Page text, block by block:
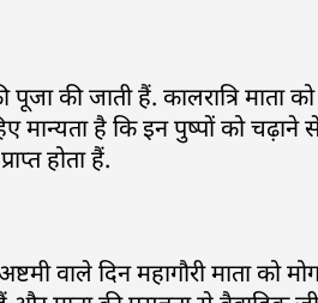
की जाती हैं. कालरात्रि माता
मान्यता है कि इन पुष्पों को चढ़ाने
होता हैं.
वाले दिन महागौरी माता को